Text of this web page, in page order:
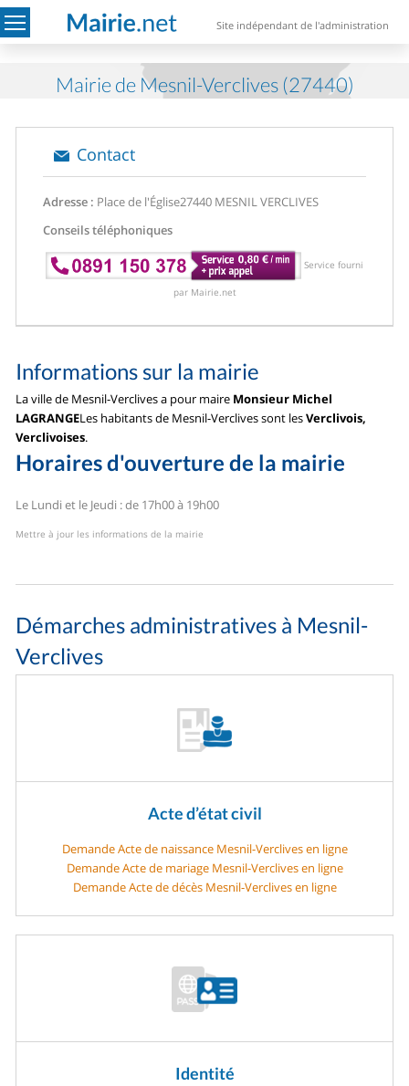
Site indépendant de l'administration
Mairie de Mesnil-Verclives (27440)
Contact
Adresse : Place de l'Église27440 MESNIL VERCLIVES
Conseils téléphoniques
Service fourni
par Mairie.net
Informations sur la mairie
La ville de Mesnil-Verclives a pour maire Monsieur Michel
LAGRANGELes habitants de Mesnil-Verclives sont lesVerclivois,
Verclivoises.
Horaires d'ouverture de la mairie
Le Lundi et le Jeudi : de 17h00 à 19h00
Mettre à jour les informations de la mairie
Démarches administratives à Mesnil-
Verclives
Acte d’état civil
Demande Acte de naissance Mesnil-Verclives en ligne
Demande Acte de mariage Mesnil-Verclives en ligne
Demande Acte de décès Mesnil-Verclives en ligne
Identité